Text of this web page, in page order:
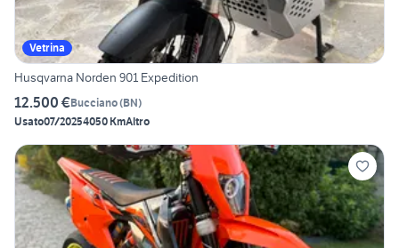
Vetrina
Husqvarna Norden 901 Expedition
12.500 €Bucciano(BN)
Usato07/20254050 KmAltro